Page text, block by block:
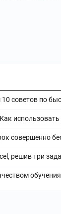
советов по
совершенно
решив три
обучения